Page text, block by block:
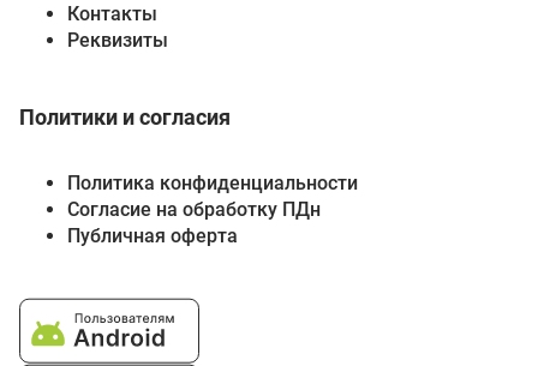
Контакты
Реквизиты
Политики и согласия
Политика конфиденциальности
Согласие на обработку ПДн
Публичная оферта